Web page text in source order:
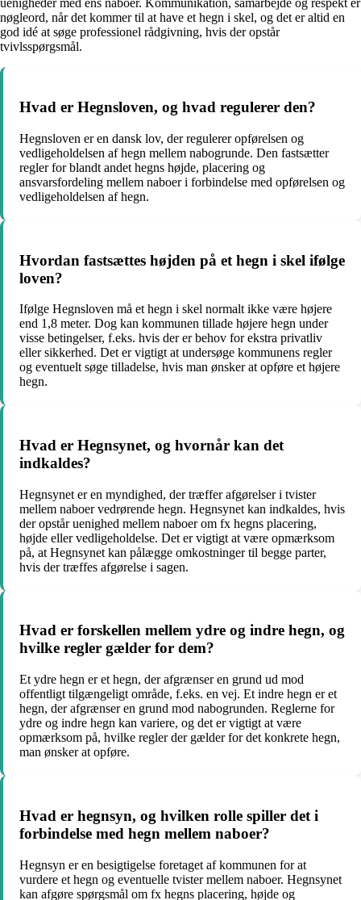
uenigheder med ens naboer. Kommunikation, samarbejde og respekt er
nøgleord, når det kommer til at have et hegn i skel, og det er altid en
god idé at søge professionel rådgivning, hvis der opstår
tvivlsspørgsmål.
Hvad er Hegnsloven, og hvad regulerer den?
Hegnsloven er en dansk lov, der regulerer opførelsen og
vedligeholdelsen af hegn mellem nabogrunde. Den fastsætter
regler for blandt andet hegns højde, placering og
ansvarsfordeling mellem naboer i forbindelse med opførelsen og
vedligeholdelsen af hegn.
Hvordan fastsættes højden på et hegn i skel ifølge
loven?
Ifølge Hegnsloven må et hegn i skel normalt ikke være højere
end 1,8 meter. Dog kan kommunen tillade højere hegn under
visse betingelser, f.eks. hvis der er behov for ekstra privatliv
eller sikkerhed. Det er vigtigt at undersøge kommunens regler
og eventuelt søge tilladelse, hvis man ønsker at opføre et højere
hegn.
Hvad er Hegnsynet, og hvornår kan det
indkaldes?
Hegnsynet er en myndighed, der træffer afgørelser i tvister
mellem naboer vedrørende hegn. Hegnsynet kan indkaldes, hvis
der opstår uenighed mellem naboer om fx hegns placering,
højde eller vedligeholdelse. Det er vigtigt at være opmærksom
på, at Hegnsynet kan pålægge omkostninger til begge parter,
hvis der træffes afgørelse i sagen.
Hvad er forskellen mellem ydre og indre hegn, og
hvilke regler gælder for dem?
Et ydre hegn er et hegn, der afgrænser en grund ud mod
offentligt tilgængeligt område, f.eks. en vej. Et indre hegn er et
hegn, der afgrænser en grund mod nabogrunden. Reglerne for
ydre og indre hegn kan variere, og det er vigtigt at være
opmærksom på, hvilke regler der gælder for det konkrete hegn,
man ønsker at opføre.
Hvad er hegnsyn, og hvilken rolle spiller det i
forbindelse med hegn mellem naboer?
Hegnsyn er en besigtigelse foretaget af kommunen for at
vurdere et hegn og eventuelle tvister mellem naboer. Hegnsynet
kan afgøre spørgsmål om fx hegns placering, højde og